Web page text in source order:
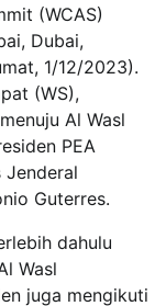
(WCAS)
Dubai,
1/12/2023).
(WS),
Al Wasl
PEA
Jenderal
Guterres.
dahulu
Wasl
juga mengikuti